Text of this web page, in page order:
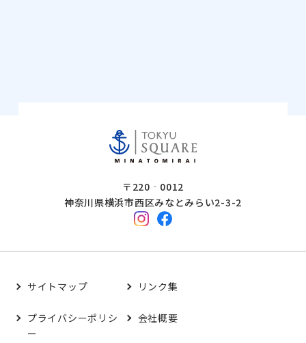
〒220‐0012
神奈川県横浜市西区みなとみらい2-3-2
サイトマップ リンク集
プライバシーポリシ
ー
会社概要